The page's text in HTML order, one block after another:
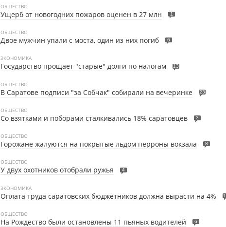
ОБЩЕСТВО
Ущерб от новогодних пожаров оценен в 27 млн 1
ОБЩЕСТВО
Двое мужчин упали с моста, один из них погиб 6
ЭКОНОМИКА
Государство прощает "старые" долги по налогам 13
ОБЩЕСТВО
В Саратове подписи "за Собчак" собирали на вечеринке 23
ОБЩЕСТВО
Со взятками и поборами сталкивались 18% саратовцев 3
ОБЩЕСТВО
Горожане жалуются на покрытые льдом перроны вокзала 8
ОБЩЕСТВО
У двух охотников отобрали ружья 4
ЭКОНОМИКА
Оплата труда саратовских бюджетников должна вырасти на 4%
ОБЩЕСТВО
На Рождество были остановлены 11 пьяных водителей 6